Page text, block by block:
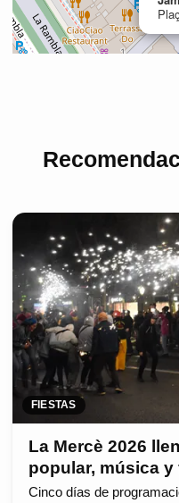
FIESTAS
La Mercè 2026
popular, música y
Cinco días de